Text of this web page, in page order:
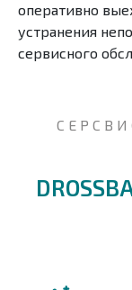
оперативно
устранения
сервисного